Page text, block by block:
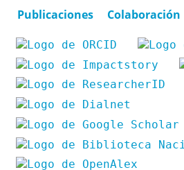
Publicaciones Colaboración